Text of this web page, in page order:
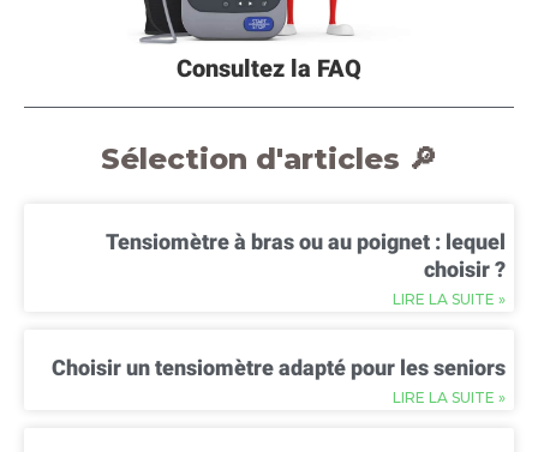
Consultez la FAQ
Sélection d'articles 🔎
Tensiomètre à bras ou au poignet : lequel
choisir ?
LIRE LA SUITE »
Choisir un tensiomètre adapté pour les seniors
LIRE LA SUITE »